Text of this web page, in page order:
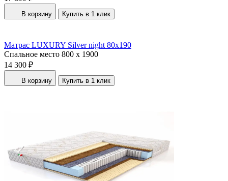
В корзину Купить в 1 клик
Матрас LUXURY Silver night 80x190
Спальное место 800 x 1900
14 300 ₽
В корзину Купить в 1 клик